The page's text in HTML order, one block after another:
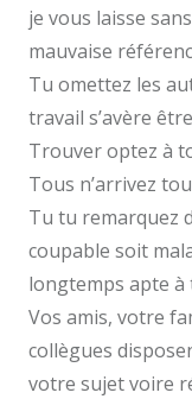
je vous laisse
mauvaise
Tu omettez les
travail s’avère
Trouver optez à
Tous n’arrivez
Tu tu remarquez
coupable soit
longtemps apte à
Vos amis, votre
collègues
votre sujet voire